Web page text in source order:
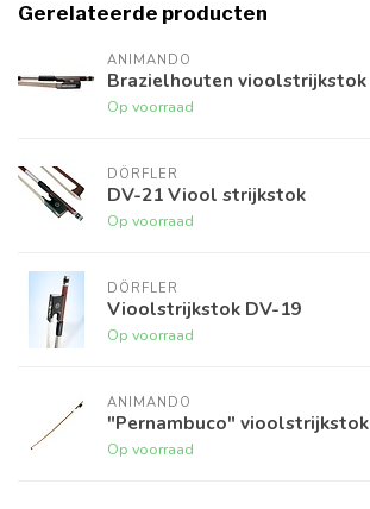
Gerelateerde producten
ANIMANDO
Brazielhouten vioolstrijkstok
Op voorraad
DÖRFLER
DV-21 Viool strijkstok
Op voorraad
DÖRFLER
Vioolstrijkstok DV-19
Op voorraad
ANIMANDO
"Pernambuco" vioolstrijkstok
Op voorraad